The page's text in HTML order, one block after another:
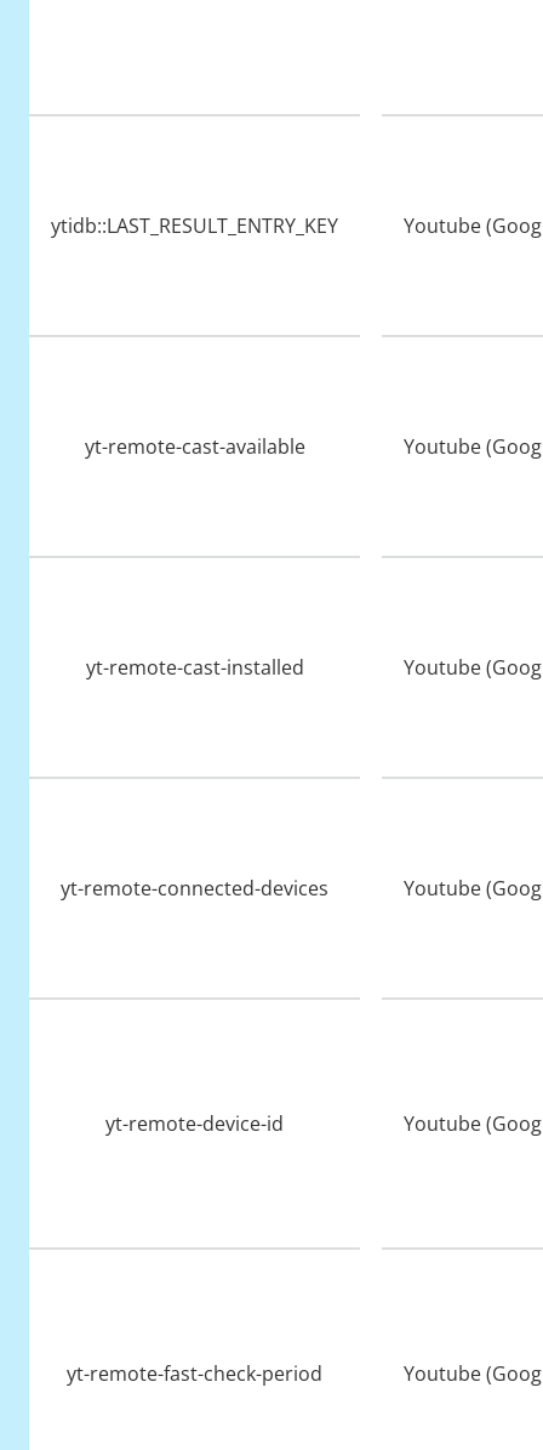
ytidb::LAST_RESULT_ ENTRY_KEY Youtube
yt-remote-cast-available Youtube
yt-remote-cast-installed Youtube
yt-remote-connected-devices Youtube
yt-remote-device-id Youtube
yt-remote-fast-check-period Youtube